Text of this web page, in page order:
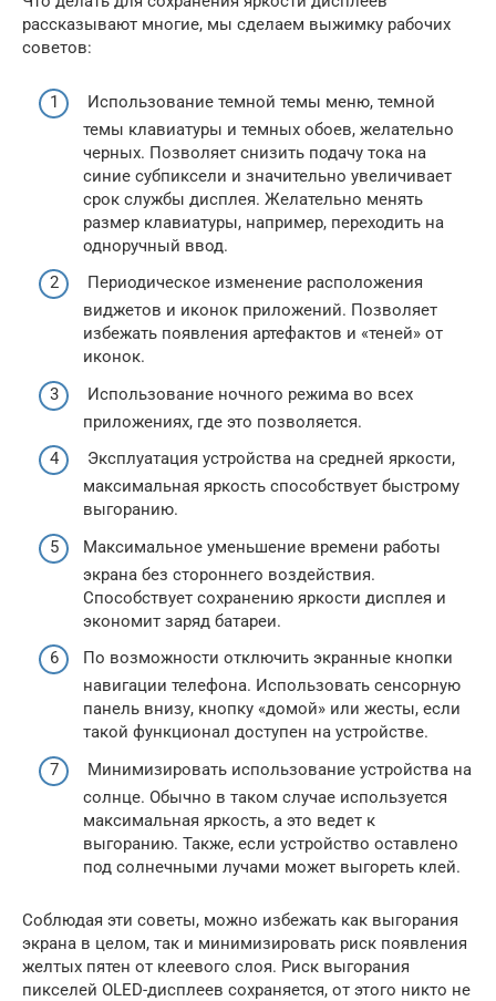
рассказывают многие, мы сделаем выжимку рабочих
советов:
Использование темной темы меню, темной
темы клавиатуры и темных обоев, желательно
черных. Позволяет снизить подачу тока на
синие субпиксели и значительно увеличивает
срок службы дисплея. Желательно менять
размер клавиатуры, например, переходить на
одноручный ввод.
Периодическое изменение расположения
виджетов и иконок приложений. Позволяет
избежать появления артефактов и «теней» от
иконок.
Использование ночного режима во всех
приложениях, где это позволяется.
Эксплуатация устройства на средней яркости,
максимальная яркость способствует быстрому
выгоранию.
Максимальное уменьшение времени работы
экрана без стороннего воздействия.
Способствует сохранению яркости дисплея и
экономит заряд батареи.
По возможности отключить экранные кнопки
навигации телефона. Использовать сенсорную
панель внизу, кнопку «домой» или жесты, если
такой функционал доступен на устройстве.
Минимизировать использование устройства на
солнце. Обычно в таком случае используется
максимальная яркость, а это ведет к
выгоранию. Также, если устройство оставлено
под солнечными лучами может выгореть клей.
Соблюдая эти советы, можно избежать как выгорания
экрана в целом, так и минимизировать риск появления
желтых пятен от клеевого слоя. Риск выгорания
пикселей OLED-дисплеев сохраняется, от этого никто не